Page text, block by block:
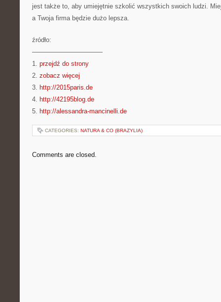
jest także to, aby umiejętnie szkolić wszystkich swoich ludzi.
a Twoja firma będzie dużo lepsza.
źródło:
———————————
1. przejdź do strony
2. zobacz więcej
3. http://2015paris.de
4. http://42195blog.de
5. http://alessandra-mancinelli.de
CATEGORIES: NATURA & CO (BRAZYLIA)
Comments are closed.